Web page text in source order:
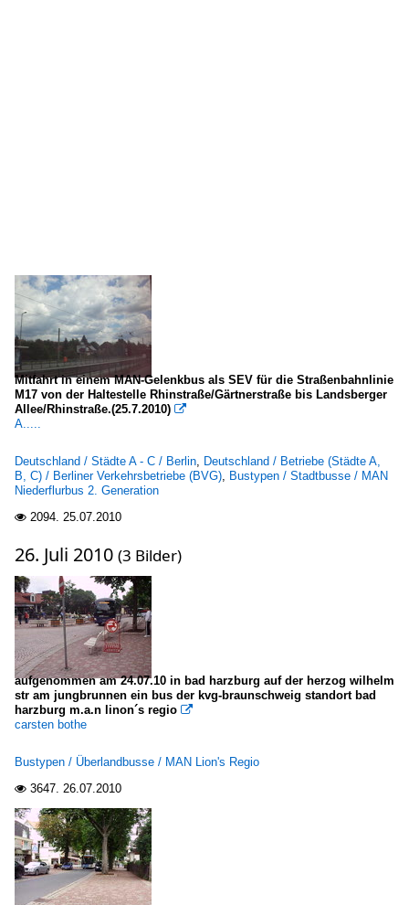
Mitfahrt in einem MAN-Gelenkbus als SEV für die Straßenbahnlinie
M17 von der Haltestelle Rhinstraße/Gärtnerstraße bis Landsberger
Allee/Rhinstraße.(25.7.2010) 
A.....
Deutschland / Städte A - C / Berlin, Deutschland / Betriebe (Städte A,
B, C) / Berliner Verkehrsbetriebe (BVG), Bustypen / Stadtbusse / MAN
Niederflurbus 2. Generation
 2094. 25.07.2010
26. Juli 2010 (3 Bilder)
aufgenommen am 24.07.10 in bad harzburg auf der herzog wilhelm
str am jungbrunnen ein bus der kvg-braunschweig standort bad
harzburg m.a.n linon´s regio 
carsten bothe
Bustypen / Überlandbusse / MAN Lion's Regio
 3647. 26.07.2010